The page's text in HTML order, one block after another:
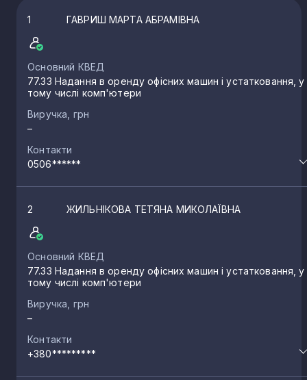
1 ГАВРИШ МАРТА АБРАМІВНА
Основний КВЕД
77.33 Надання в оренду офісних машин і устатковання, у
тому числі комп'ютери
Виручка, грн
–
Контакти
0506******
2 ЖИЛЬНІКОВА ТЕТЯНА МИКОЛАЇВНА
Основний КВЕД
77.33 Надання в оренду офісних машин і устатковання, у
тому числі комп'ютери
Виручка, грн
–
Контакти
+380*********